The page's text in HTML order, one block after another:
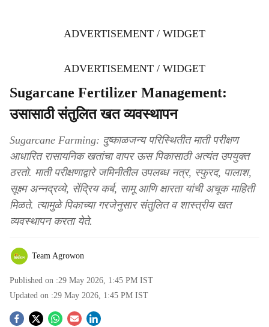
ADVERTISEMENT / WIDGET
ADVERTISEMENT / WIDGET
Sugarcane Fertilizer Management:
उसासाठी संतुलित खत व्यवस्थापन
Sugarcane Farming: दुष्काळजन्य परिस्थितीत माती परीक्षण
आधारित रासायनिक खतांचा वापर ऊस पिकासाठी अत्यंत उपयुक्त
ठरतो. माती परीक्षणाद्वारे जमिनीतील उपलब्ध नत्र, स्फुरद, पालाश,
सूक्ष्म अन्नद्रव्ये, सेंद्रिय कर्ब, सामू आणि क्षारता यांची अचूक माहिती
मिळते. त्यामुळे पिकाच्या गरजेनुसार संतुलित व शास्त्रीय खत
व्यवस्थापन करता येते.
Team Agrowon
Published on :29 May 2026, 1:45 PM IST
Updated on :29 May 2026, 1:45 PM IST
S